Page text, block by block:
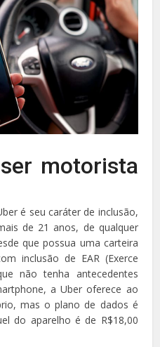
motorista
é seu caráter de inclusão,
de 21 anos, de qualquer
que possua uma carteira
inclusão de EAR (Exerce
não tenha antecedentes
a Uber oferece ao
mas o plano de dados é
do aparelho é de R$18,00